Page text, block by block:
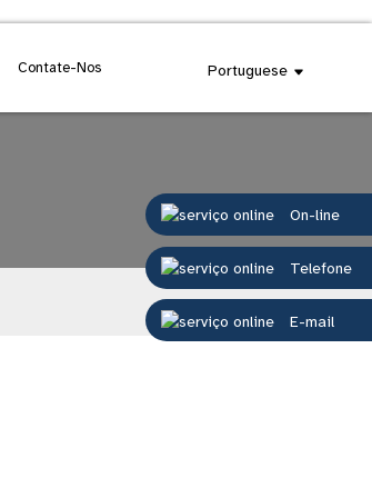
Contate-Nos Portuguese
On-line
Telefone
E-mail